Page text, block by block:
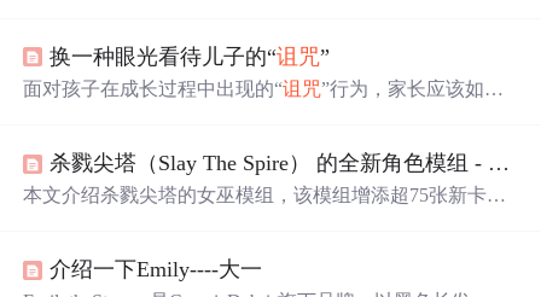
换一种眼光看待儿子的“诅咒”
面对孩子在成长过程中出现的“诅咒”行为，家长应该如何
语言。
杀戮尖塔（Slay The Spire） 的全新角色模组 - 女巫
本文介绍杀戮尖塔的女巫模组，该模组增添超75张新卡牌
括前置要求如Java 8、BaseMod等，以及详细安装步骤。
介绍一下Emily----大一